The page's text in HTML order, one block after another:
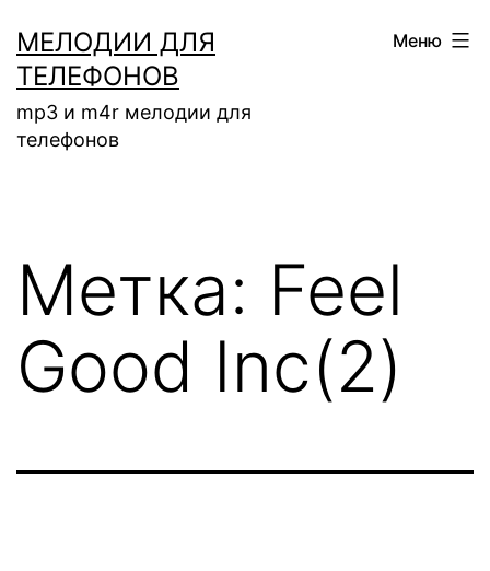
содержимому
МЕЛОДИИ ДЛЯ
ТЕЛЕФОНОВ
mp3 и m4r мелодии для
телефонов
Меню
Метка: Feel
Good Inc(2)